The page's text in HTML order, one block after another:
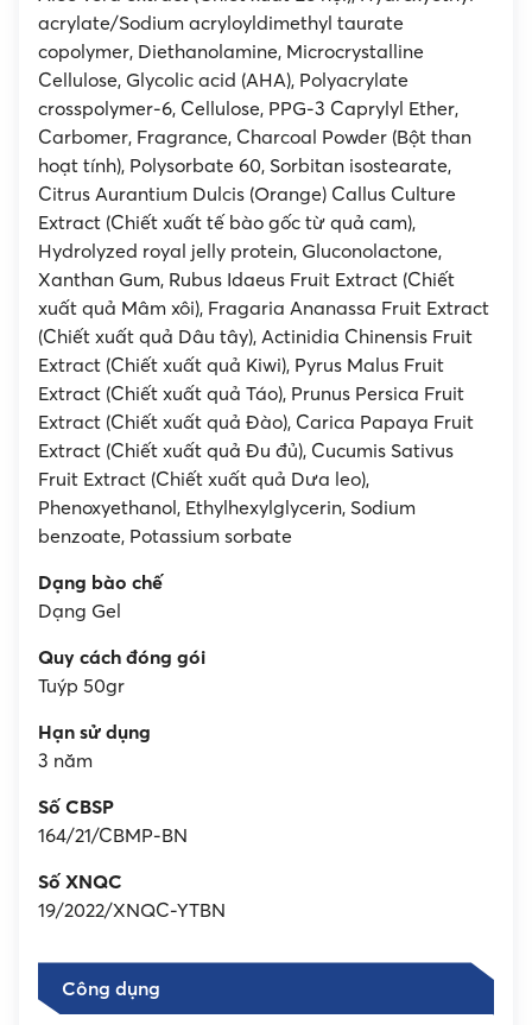
acrylate/Sodium acryloyldimethyl taurate
copolymer, Diethanolamine, Microcrystalline
Cellulose, Glycolic acid (AHA), Polyacrylate
crosspolymer-6, Cellulose, PPG-3 Caprylyl Ether,
Carbomer, Fragrance, Charcoal Powder (Bột than
hoạt tính), Polysorbate 60, Sorbitan isostearate,
Citrus Aurantium Dulcis (Orange) Callus Culture
Extract (Chiết xuất tế bào gốc từ quả cam),
Hydrolyzed royal jelly protein, Gluconolactone,
Xanthan Gum, Rubus Idaeus Fruit Extract (Chiết
xuất quả Mâm xôi), Fragaria Ananassa Fruit Extract
(Chiết xuất quả Dâu tây), Actinidia Chinensis Fruit
Extract (Chiết xuất quả Kiwi), Pyrus Malus Fruit
Extract (Chiết xuất quả Táo), Prunus Persica Fruit
Extract (Chiết xuất quả Đào), Carica Papaya Fruit
Extract (Chiết xuất quả Đu đủ), Cucumis Sativus
Fruit Extract (Chiết xuất quả Dưa leo),
Phenoxyethanol, Ethylhexylglycerin, Sodium
benzoate, Potassium sorbate
Dạng bào chế
Dạng Gel
Quy cách đóng gói
Tuýp 50gr
Hạn sử dụng
3 năm
Số CBSP
164/21/CBMP-BN
Số XNQC
19/2022/XNQC-YTBN
Công dụng